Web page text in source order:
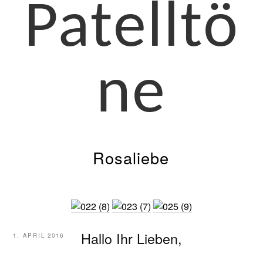
Patelltö
ne
VERÖFFENTLICHT
1. APRIL 2016
Rosaliebe
Hallo Ihr Lieben,